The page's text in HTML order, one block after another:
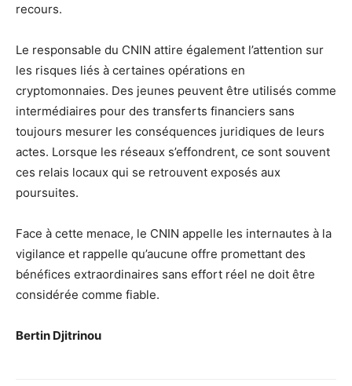
recours.
Le responsable du CNIN attire également l’attention sur
les risques liés à certaines opérations en
cryptomonnaies. Des jeunes peuvent être utilisés comme
intermédiaires pour des transferts financiers sans
toujours mesurer les conséquences juridiques de leurs
actes. Lorsque les réseaux s’effondrent, ce sont souvent
ces relais locaux qui se retrouvent exposés aux
poursuites.
Face à cette menace, le CNIN appelle les internautes à la
vigilance et rappelle qu’aucune offre promettant des
bénéfices extraordinaires sans effort réel ne doit être
considérée comme fiable.
Bertin Djitrinou